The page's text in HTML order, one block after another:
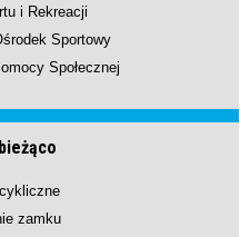
i Rekreacji
Sportowy
Społecznej
zamku